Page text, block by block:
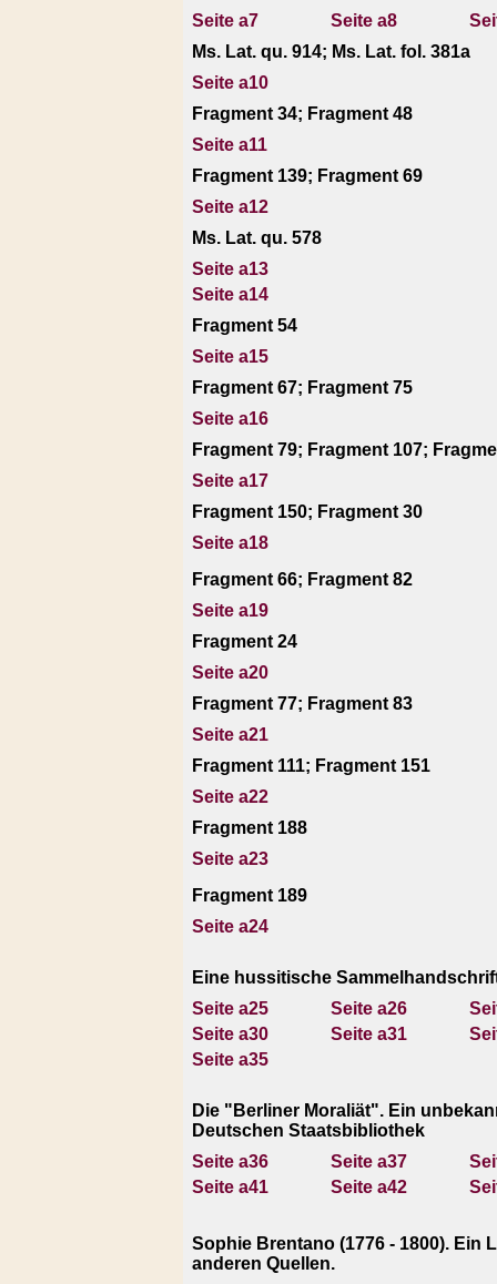
Seite a7
Seite a8
Ms. Lat. qu. 914; Ms. Lat. fol. 381a
Seite a10
Fragment 34; Fragment 48
Seite a11
Fragment 139; Fragment 69
Seite a12
Ms. Lat. qu. 578
Seite a13
Seite a14
Fragment 54
Seite a15
Fragment 67; Fragment 75
Seite a16
Fragment 79; Fragment 107;
Seite a17
Fragment 150; Fragment 30
Seite a18
Fragment 66; Fragment 82
Seite a19
Fragment 24
Seite a20
Fragment 77; Fragment 83
Seite a21
Fragment 111; Fragment 151
Seite a22
Fragment 188
Seite a23
Fragment 189
Seite a24
Eine hussitische
Seite a25
Seite a26
Seite a30
Seite a31
Seite a35
Die "Berliner Moraliät". Ein
Deutschen Staatsbibliothek
Seite a36
Seite a37
Seite a41
Seite a42
Sophie Brentano (1776 - 1800).
anderen Quellen.